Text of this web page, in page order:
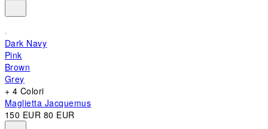
Dark Navy
Pink
Brown
Grey
+ 4 Colori
Maglietta Jacquemus
150 EUR 80 EUR